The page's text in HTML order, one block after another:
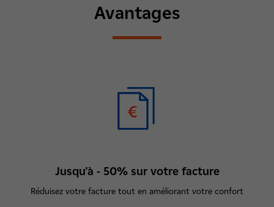
Avantages
Jusqu'à - 50% sur votre facture
Réduisez votre facture tout en améliorant votre confort